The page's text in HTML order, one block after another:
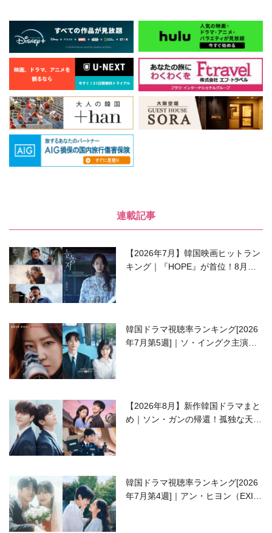
連載記事
【2026年7月】韓国映画ヒットラン
キング｜『HOPE』が首位！8月公
韓国ドラマ視聴率ランキング[2026
年7月第5週]｜ソ・イングク主演の
【2026年8月】新作韓国ドラマまと
め｜ソン・ガンの帰還！孤独な天才
韓国ドラマ視聴率ランキング[2026
年7月第4週]｜アン・ヒヨン（EXID